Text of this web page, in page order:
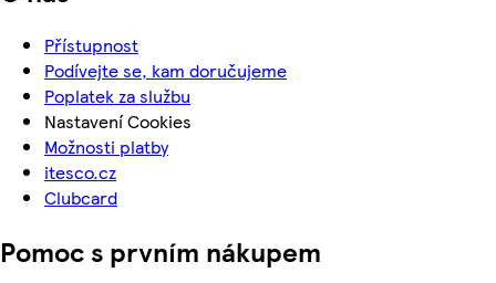
Přístupnost
Podívejte se, kam doručujeme
Poplatek za službu
Nastavení Cookies
Možnosti platby
itesco.cz
Clubcard
Pomoc s prvním nákupem